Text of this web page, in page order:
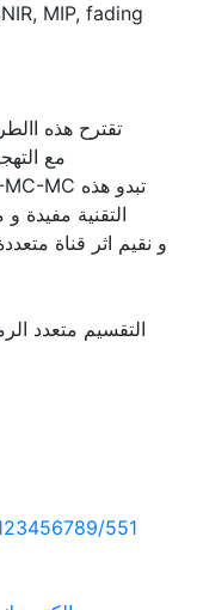
MIP, fading
تقترح هذه
التقنية مفيدة و
التقسيم متعدد
551